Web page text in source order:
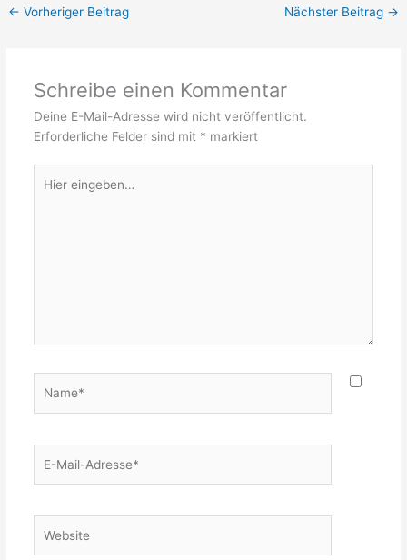
← Vorheriger Beitrag Nächster Beitrag →
Schreibe einen Kommentar
Deine E-Mail-Adresse wird nicht veröffentlicht.
Erforderliche Felder sind mit * markiert
eingeben…
Mail-